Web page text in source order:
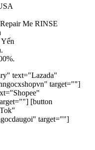
Me RINSE
text="Lazada"
target=""]
[button
target=""]